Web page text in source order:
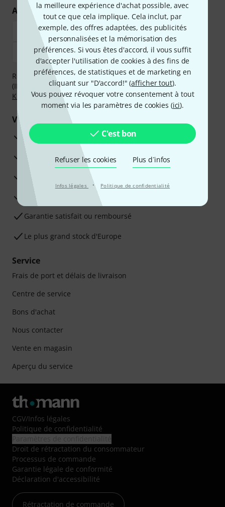
la meilleure expérience d'achat possible, avec
tout ce que cela implique. Cela inclut, par
exemple, des offres adaptées, des publicités
personnalisées et la mémorisation des
préférences. Si vous êtes d'accord, il vous suffit
d'accepter l'utilisation de cookies à des fins de
préférences, de statistiques et de marketing en
cliquant sur "D'accord!" (afficher tout).
Vous pouvez révoquer votre consentement à tout
moment via les paramètres de cookies (ici).
C'est bon
Refuser les cookies Plus d´infos
Infos légales · Politique de confidentialité
Achetez et payez en toute sécurité
Réglez de manière sûre et sécurisée par Virement
(IBAN/BIC), PayPal, Amazon Pay,Klarna Payer Maintenant
Klarna Payer en 3 foisou Carte de crédit.
Vos avantages
Ga­ran­tie Thomann 3 ans
Garantie 30 jours satisfait ou remboursé
Service de réparation
Conseils d'experts en la matière
Garantie satisfait ou remboursé
Le plus grand stock d'Europe
Service
Frais de port et délais de livraison
Centre de service
Bons d'achat
Nous contacter
Vente en magasin
Aperçu du service
CGV/Infos légales
Politique de confidentialité
Droit de rétractation du consommateur
Processus de commande
Garantie légale de conformité
Déclaration d'accessibilité
Rétractation de commande